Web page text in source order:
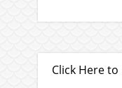
Click Here